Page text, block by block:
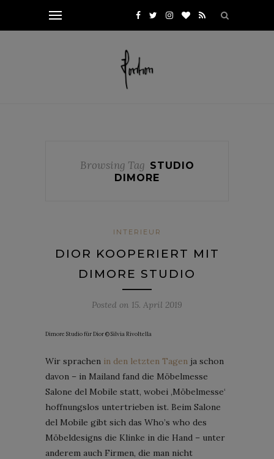
Browsing Tag STUDIO
DIMORE
INTERIEUR
DIOR KOOPERIERT MIT
DIMORE STUDIO
Posted on 15. April 2019
Dimore Studio für Dior © Silvia Rivoltella
Wir sprachen in den letzten Tagen ja schon
davon – in Mailand fand die Möbelmesse
Salone del Mobile statt, wobei ‚Möbelmesse‘
hoffnungslos untertrieben ist. Beim Salone
del Mobile gibt sich das Who’s who des
Möbeldesigns die Klinke in die Hand – unter
anderem auch Firmen, die man nicht